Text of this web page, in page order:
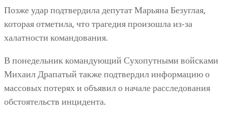
Позже удар подтвердила депутат Марьяна Безуглая,
которая отметила, что трагедия произошла из-за
халатности командования.
В понедельник командующий Сухопутными войсками
Михаил Драпатый также подтвердил информацию о
массовых потерях и объявил о начале расследования
обстоятельств инцидента.